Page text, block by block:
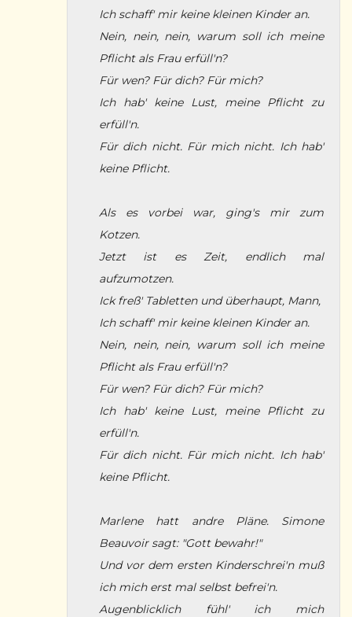
Ich schaff' mir keine kleinen Kinder an.
Nein, nein, nein, warum soll ich meine
Pflicht als Frau erfüll'n?
Für wen? Für dich? Für mich?
Ich hab' keine Lust, meine Pflicht zu
erfüll'n.
Für dich nicht. Für mich nicht. Ich hab'
keine Pflicht.
Als es vorbei war, ging's mir zum
Kotzen.
Jetzt ist es Zeit, endlich mal
aufzumotzen.
Ick freß' Tabletten und überhaupt, Mann,
Ich schaff' mir keine kleinen Kinder an.
Nein, nein, nein, warum soll ich meine
Pflicht als Frau erfüll'n?
Für wen? Für dich? Für mich?
Ich hab' keine Lust, meine Pflicht zu
erfüll'n.
Für dich nicht. Für mich nicht. Ich hab'
keine Pflicht.
Marlene hatt andre Pläne. Simone
Beauvoir sagt: "Gott bewahr!"
Und vor dem ersten Kinderschrei'n muß
ich mich erst mal selbst befrei'n.
Augenblicklich fühl' ich mich